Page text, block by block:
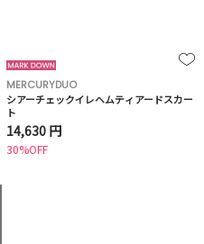
MERCURYDUO
シアーチェックイレヘムティアードスカー
ト
14,630 円
30%OFF